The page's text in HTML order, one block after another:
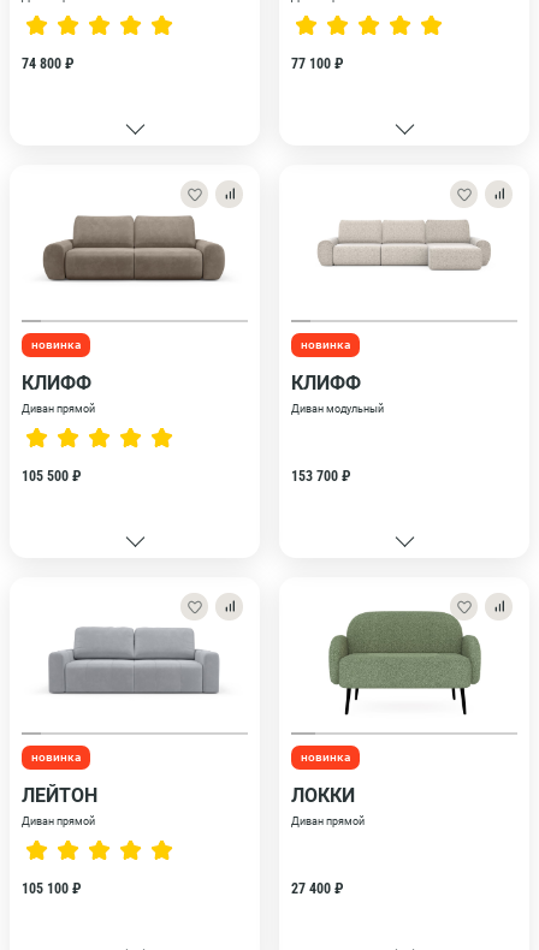
74 800 ₽ 77 100 ₽
новинка
КЛИФФ
Диван прямой
105 500 ₽
новинка
КЛИФФ
Диван модульный
153 700 ₽
новинка
ЛЕЙТОН
Диван прямой
105 100 ₽
новинка
ЛОККИ
Диван прямой
27 400 ₽